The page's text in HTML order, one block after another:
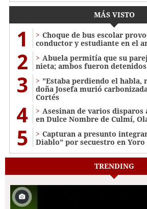
MÁS VISTO
1
Choque de bus escolar
conductor y estudiante en el
2
Abuela permitía que su
nieta; ambos fueron detenidos
3
"Estaba perdiendo el habla,
doña Josefa murió
Cortés
4
Asesinan de varios disparos
en Dulce Nombre de Culmí,
5
Capturan a presunto
Diablo" por secuestro en Yoro
TRENDING